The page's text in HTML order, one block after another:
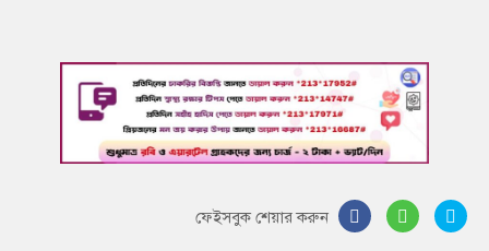
ফেইসবুক শেয়ার করুন